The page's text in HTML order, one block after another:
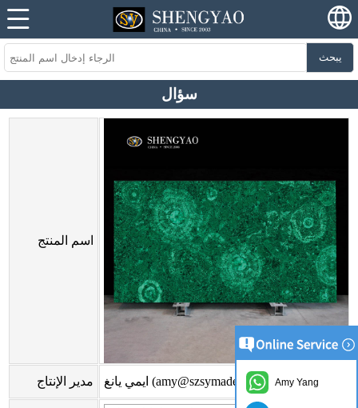
يبحث
سؤال
اسم المنتج
مدير الإنتاج ايمي يانغ (amy@szsymade.com) Amy Yang